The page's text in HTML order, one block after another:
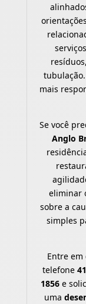
mais
Se você
Anglo
eliminar
sobre a
simples
Entre em
telefone
1856e
uma